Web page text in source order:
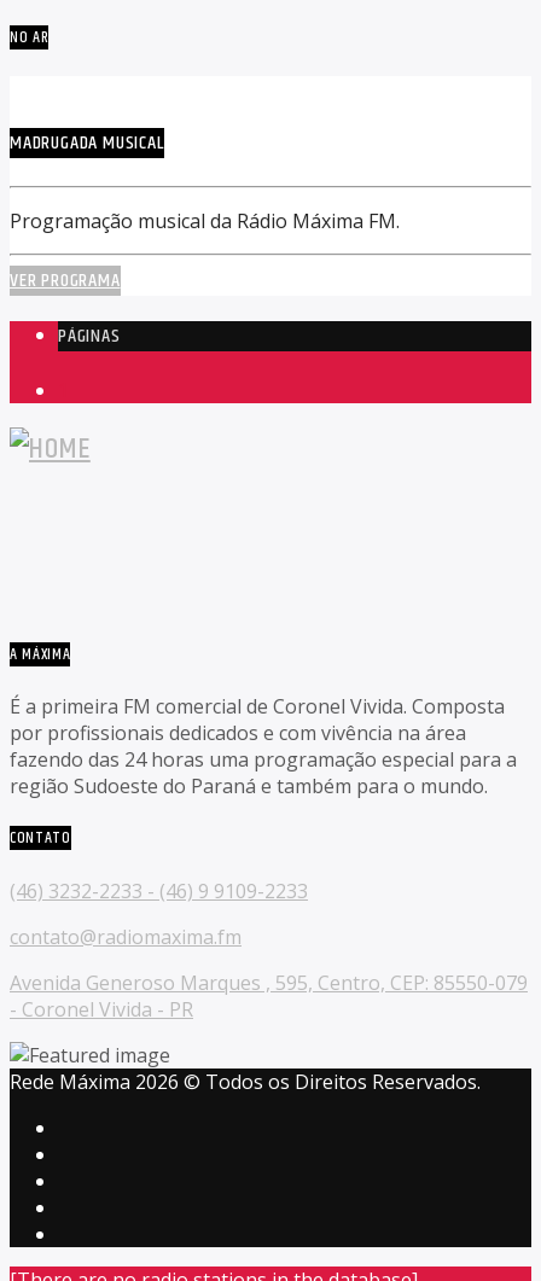
NO AR
MADRUGADA MUSICAL
Programação musical da Rádio Máxima FM.
VER PROGRAMA
PÁGINAS
A MÁXIMA
É a primeira FM comercial de Coronel Vivida. Composta
por profissionais dedicados e com vivência na área
fazendo das 24 horas uma programação especial para a
região Sudoeste do Paraná e também para o mundo.
CONTATO
(46) 3232-2233 - (46) 9 9109-2233
contato@radiomaxima.fm
Avenida Generoso Marques , 595, Centro, CEP: 85550-079
- Coronel Vivida - PR
Rede Máxima 2026 © Todos os Direitos Reservados.